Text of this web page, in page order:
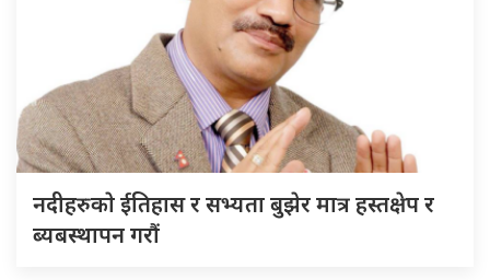
नदीहरुकाे ईतिहास र सभ्यता बुझेर मात्र हस्तक्षेप र
ब्यबस्थापन गराैं